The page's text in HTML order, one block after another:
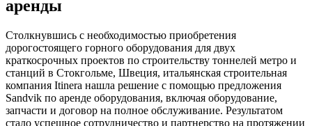
аренды
Столкнувшись с необходимостью приобретения
дорогостоящего горного оборудования для двух
краткосрочных проектов по строительству тоннелей метро и
станций в Стокгольме, Швеция, итальянская строительная
компания Itinera нашла решение с помощью предложения
Sandvik по аренде оборудования, включая оборудование,
запчасти и договор на полное обслуживание. Результатом
стало успешное сотрудничество и партнерство на протяжении